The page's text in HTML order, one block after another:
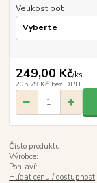
Velikost bot
249,00 Kč/ks
205,79 Kč bez DPH
Číslo produktu:
Výrobce:
Pohlaví:
Hlídat cenu / dostupnost